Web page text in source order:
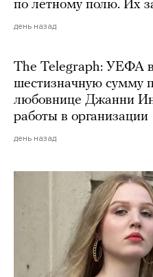
по летному полю. Их
день назад
The Telegraph: УЕФА
шестизначную сумму
любовнице Джанни
работы в организации
день назад